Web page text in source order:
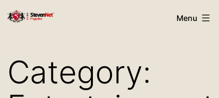
Skip
StevenNet
Menu
Category: